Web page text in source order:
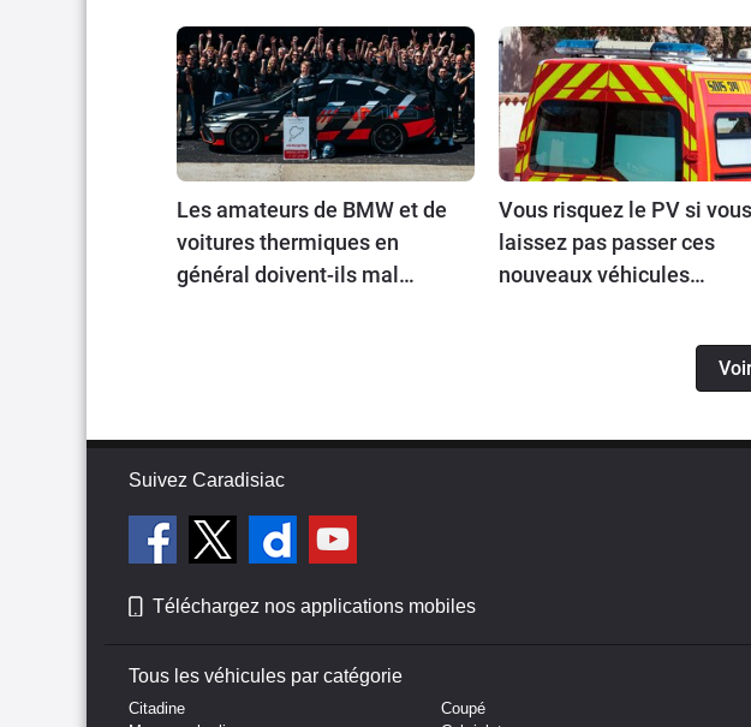
Les amateurs de BMW et de
voitures thermiques en
général doivent-ils mal
Vous risquez le PV si
laissez pas passer ces
nouveaux véhicules
Suivez Caradisiac
Téléchargez nos applications mobiles
Tous les véhicules par catégorie
Citadine
Coupé